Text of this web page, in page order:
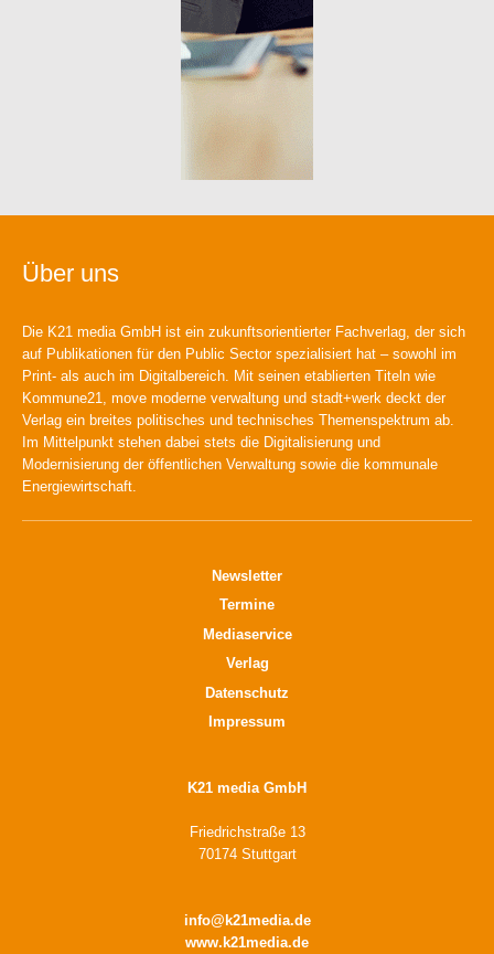
Über uns
Die K21 media GmbH ist ein zukunftsorientierter Fachverlag, der sich
auf Publikationen für den Public Sector spezialisiert hat – sowohl im
Print- als auch im Digitalbereich. Mit seinen etablierten Titeln wie
Kommune21, move moderne verwaltung und stadt+werk deckt der
Verlag ein breites politisches und technisches Themenspektrum ab.
Im Mittelpunkt stehen dabei stets die Digitalisierung und
Modernisierung der öffentlichen Verwaltung sowie die kommunale
Energiewirtschaft.
Newsletter
Termine
Mediaservice
Verlag
Datenschutz
Impressum
K21 media GmbH
Friedrichstraße 13
70174 Stuttgart
info@k21media.de
www.k21media.de